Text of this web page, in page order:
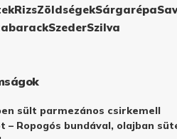
RizsZöldségekSárgarépa
SzederSzilva
sült parmezános csirkemell
– Ropogós bundával, olajban